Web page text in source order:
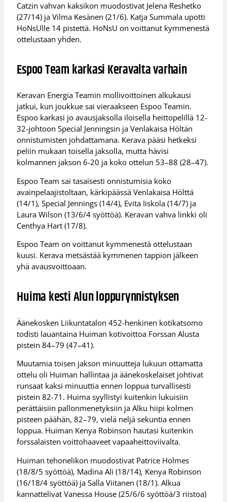
Catzin vahvan kaksikon muodostivat Jelena Reshetko
(27/14) ja Vilma Kesänen (21/6). Katja Summala upotti
HoNsUlle 14 pistettä. HoNsU on voittanut kymmenestä
ottelustaan yhden.
Espoo Team karkasi Keravalta varhain
Keravan Energia Teamin mollivoittoinen alkukausi
jatkui, kun joukkue sai vieraakseen Espoo Teamin.
Espoo karkasi jo avausjaksolla iloisella heittopelillä 12-
32-johtoon Special Jenningsin ja Venlakaisa Höltän
onnistumisten johdattamana. Kerava pääsi hetkeksi
peliin mukaan toisella jaksolla, mutta hävisi
kolmannen jakson 6-20 ja koko ottelun 53–88 (28–47).
Espoo Team sai tasaisesti onnistumisia koko
avainpelaajistoltaan, kärkipäässä Venlakaisa Hölttä
(14/1), Special Jennings (14/4), Evita Iiskola (14/7) ja
Laura Wilson (13/6/4 syöttöä). Keravan vahva linkki oli
Centhya Hart (17/8).
Espoo Team on voittanut kymmenestä ottelustaan
kuusi. Kerava metsästää kymmenen tappion jälkeen
yhä avausvoittoaan.
Huima kesti Alun loppurynnistyksen
Äänekosken Liikuntatalon 452-henkinen kotikatsomo
todisti lauantaina Huiman kotivoittoa Forssan Alusta
pistein 84–79 (47–41).
Muutamia toisen jakson minuutteja lukuun ottamatta
ottelu oli Huiman hallintaa ja äänekoskelaiset johtivat
runsaat kaksi minuuttia ennen loppua turvallisesti
pistein 82-71. Huima syyllistyi kuitenkin lukuisiin
perättäisiin pallonmenetyksiin ja Alku hiipi kolmen
pisteen päähän, 82–79, vielä neljä sekuntia ennen
loppua. Huiman Kenya Robinson hautasi kuitenkin
forssalaisten voittohaaveet vapaaheittoviivalta.
Huiman tehonelikon muodostivat Patrice Holmes
(18/8/5 syöttöä), Madina Ali (18/14), Kenya Robinson
(16/18/4 syöttöä) ja Salla Viitanen (18/1). Alkua
kannattelivat Vanessa House (25/6/6 syöttöä/3 riistoa)